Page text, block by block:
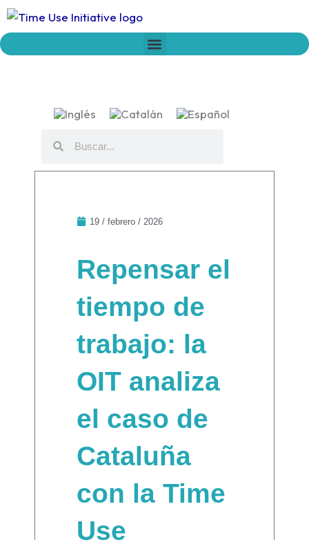
contenido
19 / febrero / 2026
Repensar el
tiempo de
trabajo: la
OIT analiza
el caso de
Cataluña
con la Time
Use